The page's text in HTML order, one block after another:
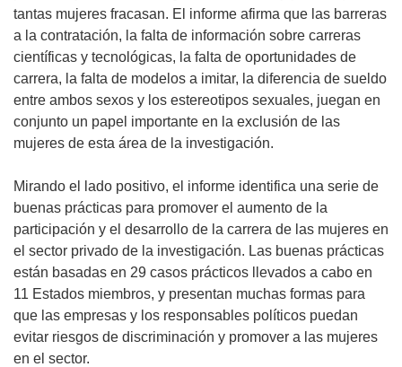
tantas mujeres fracasan. El informe afirma que las barreras
a la contratación, la falta de información sobre carreras
científicas y tecnológicas, la falta de oportunidades de
carrera, la falta de modelos a imitar, la diferencia de sueldo
entre ambos sexos y los estereotipos sexuales, juegan en
conjunto un papel importante en la exclusión de las
mujeres de esta área de la investigación.
Mirando el lado positivo, el informe identifica una serie de
buenas prácticas para promover el aumento de la
participación y el desarrollo de la carrera de las mujeres en
el sector privado de la investigación. Las buenas prácticas
están basadas en 29 casos prácticos llevados a cabo en
11 Estados miembros, y presentan muchas formas para
que las empresas y los responsables políticos puedan
evitar riesgos de discriminación y promover a las mujeres
en el sector.